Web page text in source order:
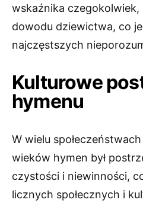
wskaźnika czegokolwiek,
dowodu dziewictwa, co
najczęstszych
Kulturowe
hymenu
W wielu
wieków hymen był
czystości i niewinności,
licznych społecznych i